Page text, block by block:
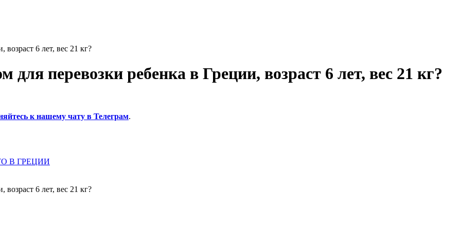
6 лет, вес 21 кг?
перевозки ребенка в Греции, возраст 6 лет, вес 21 кг?
к нашему чату в Телеграм.
В ГРЕЦИИ
6 лет, вес 21 кг?